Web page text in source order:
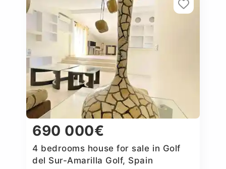
690 000€
4 bedrooms house for sale in Golf
del Sur-Amarilla Golf, Spain